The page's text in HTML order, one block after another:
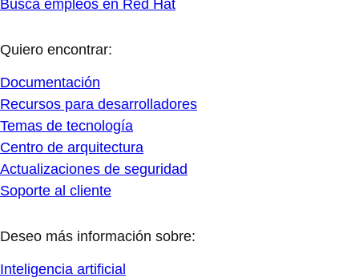
Busca empleos en Red Hat
Quiero encontrar:
Documentación
Recursos para desarrolladores
Temas de tecnología
Centro de arquitectura
Actualizaciones de seguridad
Soporte al cliente
Deseo más información sobre:
Inteligencia artificial